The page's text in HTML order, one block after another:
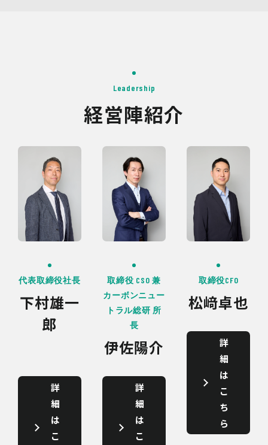
Leadership
経営陣紹介
代表取締役社長
下村雄一
郎
詳
細
は
こ
取締役 CSO 兼
カーボンニュー
トラル総研 所
長
伊佐陽介
詳
細
は
こ
取締役CFO
松﨑卓也
詳
細
は
こ
ち
ら